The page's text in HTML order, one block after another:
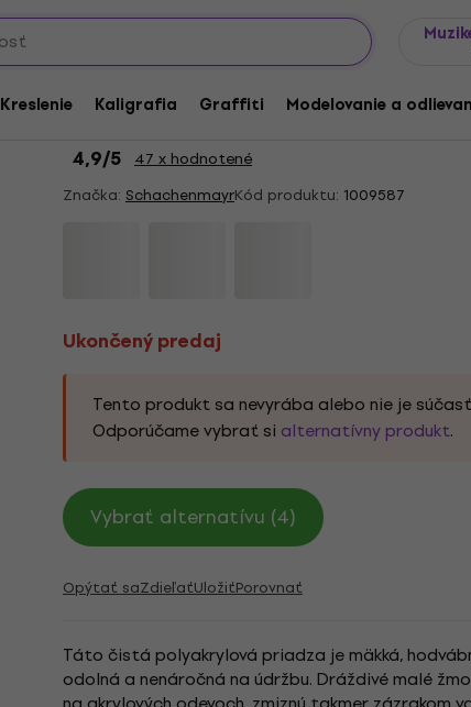
Kreslenie Kaligrafia Graffiti Modelovanie a
Ukončený predaj
Schachenmayr Soft & Easy Fine
priadza
4,9/5 47 x hodnotené
Značka: SchachenmayrKód produktu: 1009587
Ukončený predaj
Tento produkt sa nevyrába alebo nie je
Odporúčame vybrať si alternatívny produkt.
Vybrať alternatívu (4)
Opýtať saZdieľaťUložiťPorovnať
Táto čistá polyakrylová priadza je mäkká,
odolná a nenáročná na údržbu. Dráždivé malé